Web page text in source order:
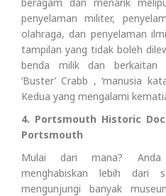
penyelaman militer,
olahraga, dan penyelaman
tampilan yang tidak boleh
benda milik dan berkaitan
‘Buster’ Crabb , ‘manusia
Kedua yang mengalami
4. Portsmouth Historic
Portsmouth
Mulai dari mana?
menghabiskan lebih dari
mengunjungi banyak